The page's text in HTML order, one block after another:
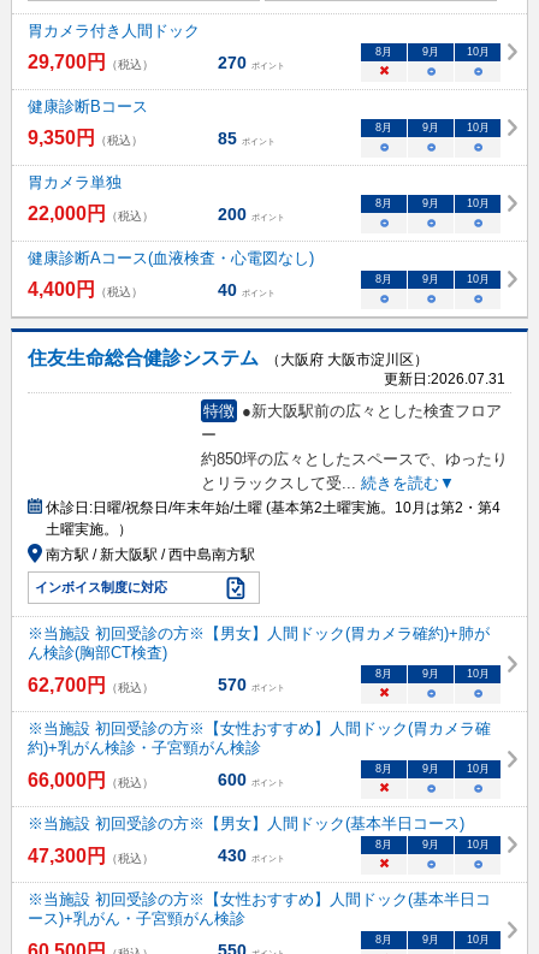
胃カメラ付き人間ドック
29,700円 （税込） 270 ポイント
8 月 9 月 10月
× ○ ○
健康診断Bコース
9,350円 （税込） 85 ポイント
8 月 9 月 10月
○ ○ ○
胃カメラ単独
22,000円 （税込） 200 ポイント
8 月 9 月 10月
○ ○ ○
健康診断Aコース(血液検査・心電図なし)
4,400円 （税込） 40 ポイント
8 月 9 月 10月
○ ○ ○
住友生命総合健診システム
（大阪府 大阪市淀川区）
更新日:2026.07.31
特徴 ●新大阪駅前の広々とした検査フロア
ー
約850坪の広々としたスペースで、ゆったり
とリラックスして受... 続きを読む▼
休診日:日曜/祝祭日/年末年始/土曜 (基本第2土曜実施。10月は第2・第4
土曜実施。）
南方駅 / 新大阪駅 / 西中島南方駅
インボイス制度に対応
※当施設 初回受診の方※【男女】人間ドック(胃カメラ確約)+肺が
ん検診(胸部CT検査)
62,700円 （税込） 570 ポイント
8月 9月 10月
× ○ ○
※当施設 初回受診の方※【女性おすすめ】人間ドック(胃カメラ確
約)+乳がん検診・子宮頸がん検診
66,000円 （税込） 600 ポイント
8月 9月 10月
× ○ ○
※当施設 初回受診の方※【男女】人間ドック(基本半日コース)
47,300円 （税込） 430 ポイント
8月 9月 10月
× ○ ○
※当施設 初回受診の方※【女性おすすめ】人間ドック(基本半日コ
ース)+乳がん・子宮頸がん検診
8月 9月 10月